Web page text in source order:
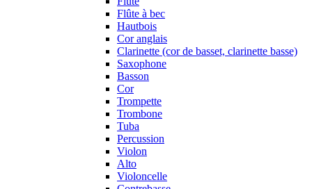
Flûte à bec
Hautbois
Cor anglais
Clarinette (cor de basset, clarinette basse)
Saxophone
Basson
Cor
Trompette
Trombone
Tuba
Percussion
Violon
Alto
Violoncelle